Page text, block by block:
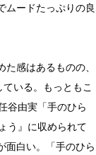
ムードたっぷりの良
感はあるものの、
いる。もっともこ
谷由実「手のひら
う』に収められて
面白い。「手のひら